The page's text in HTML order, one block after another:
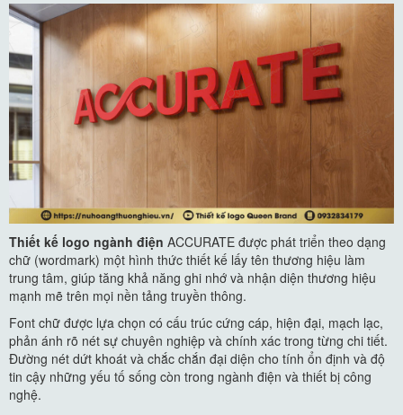
Thiết kế logo ngành điện ACCURATE được phát triển theo dạng
chữ (wordmark) một hình thức thiết kế lấy tên thương hiệu làm
trung tâm, giúp tăng khả năng ghi nhớ và nhận diện thương hiệu
mạnh mẽ trên mọi nền tảng truyền thông.
Font chữ được lựa chọn có cấu trúc cứng cáp, hiện đại, mạch lạc,
phản ánh rõ nét sự chuyên nghiệp và chính xác trong từng chi tiết.
Đường nét dứt khoát và chắc chắn đại diện cho tính ổn định và độ
tin cậy những yếu tố sống còn trong ngành điện và thiết bị công
nghệ.